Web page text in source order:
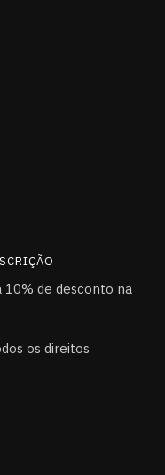
de desconto na
os direitos